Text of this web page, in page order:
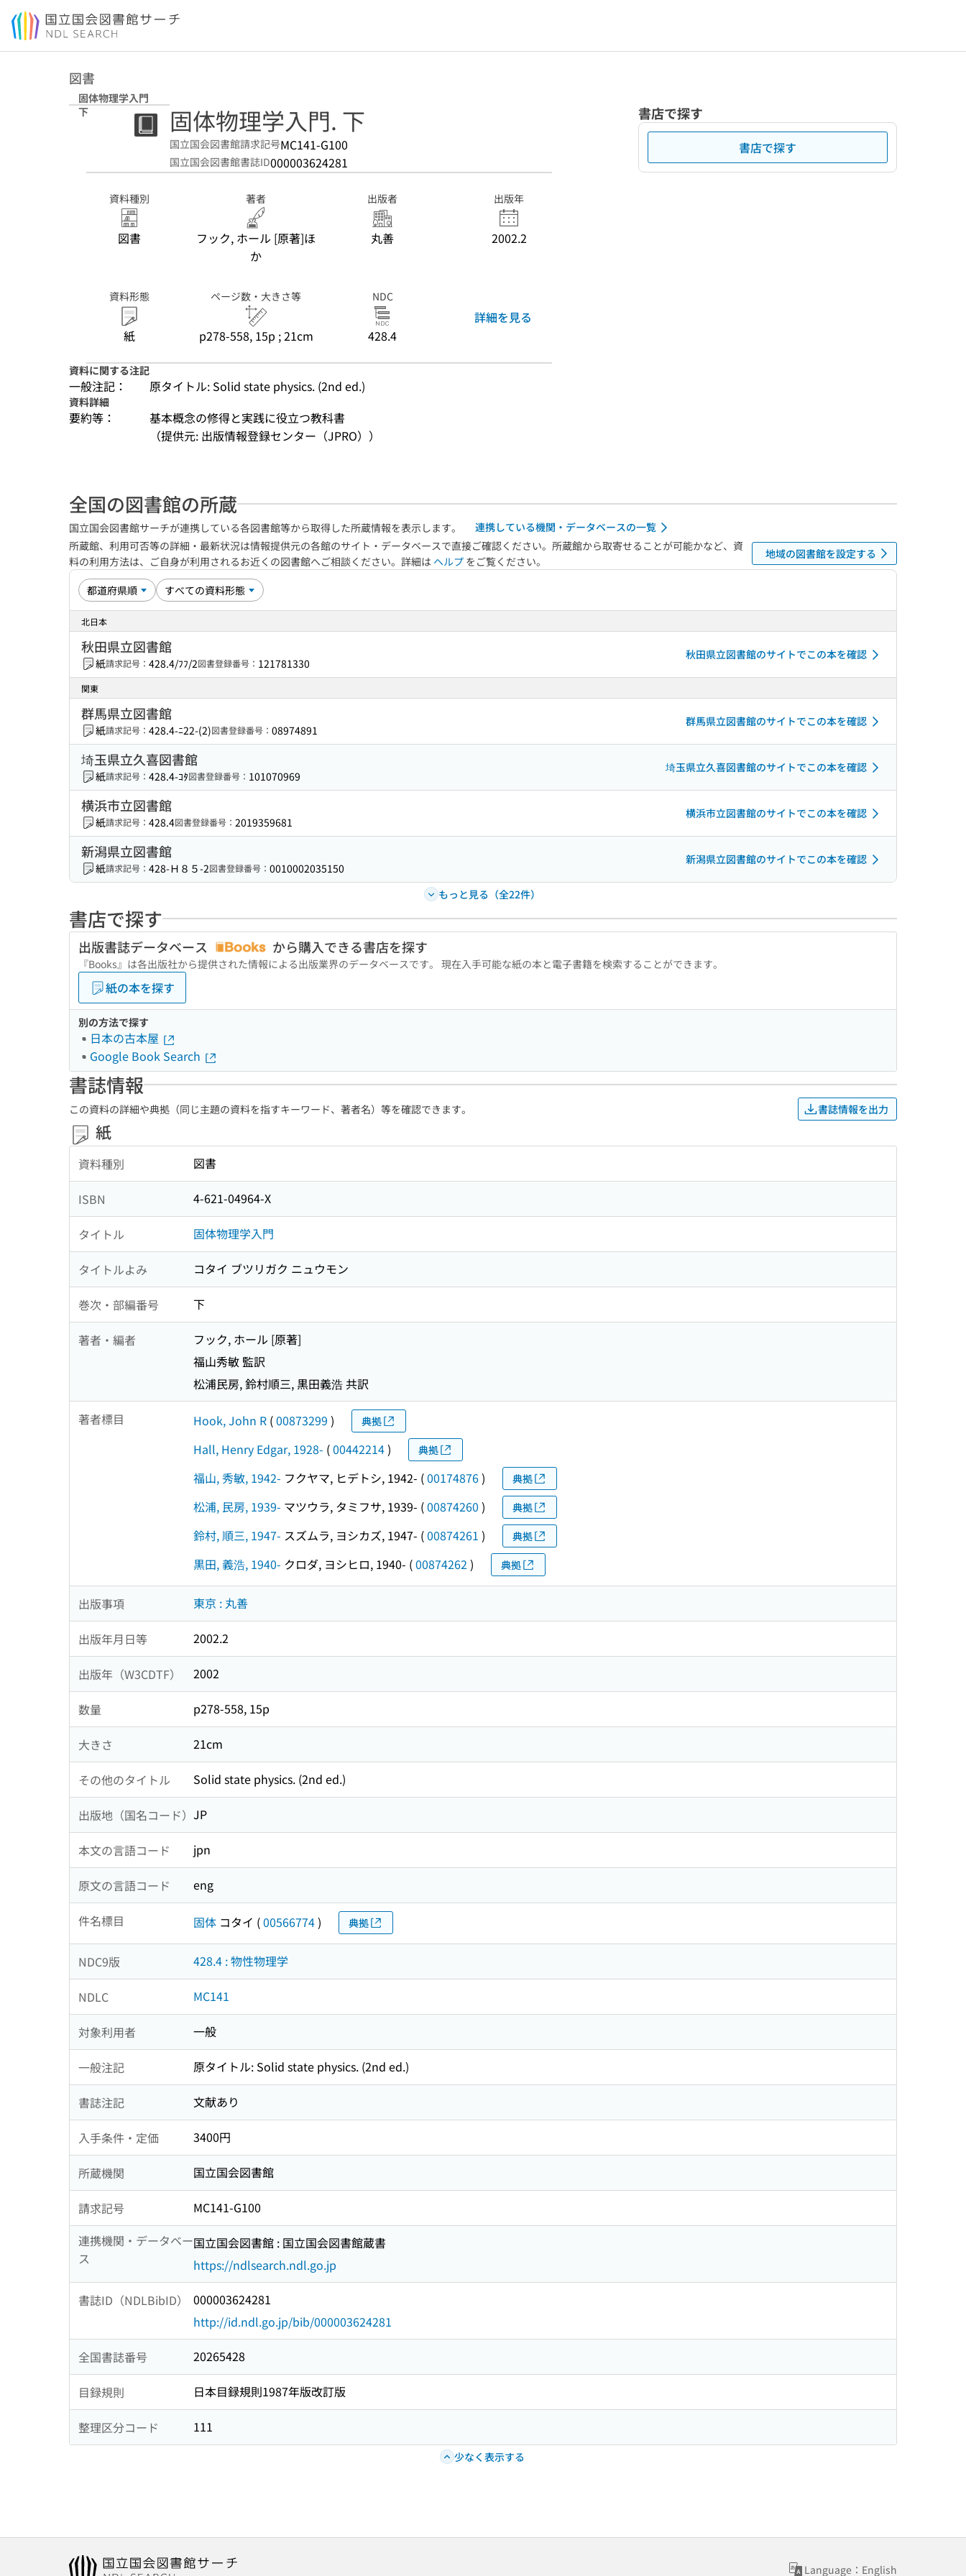
本文へ移動
図書
固体物理学入門
下
固体物理学入門. 下
国立国会図書館請求記号MC141-G100
国立国会図書館書誌ID000003624281
資料種別
図書
著者
フック, ホール [原著]ほ
か
出版者
丸善
出版年
2002.2
資料形態
紙
ページ数・大きさ等
p278-558, 15p ; 21cm
NDC
428.4
詳細を見る
資料に関する注記
一般注記： 原タイトル: Solid state physics. (2nd ed.)
資料詳細
要約等：
基本概念の修得と実践に役立つ教科書
（提供元: 出版情報登録センター（JPRO））
書店で探す
書店で探す
全国の図書館の所蔵
国立国会図書館サーチが連携している各図書館等から取得した所蔵情報を表示します。
連携している機関・データベースの一覧
所蔵館、利用可否等の詳細・最新状況は情報提供元の各館のサイト・データベースで直接ご確認ください。所蔵館から取寄せることが可能かなど、資
料の利用方法は、ご自身が利用されるお近くの図書館へご相談ください。詳細は ヘルプ をご覧ください。
地域の図書館を設定する
北日本
秋田県立図書館
紙請求記号： 428.4/ﾌﾌ/2図書登録番号： 121781330
秋田県立図書館のサイトでこの本を確認
関東
群馬県立図書館
紙請求記号： 428.4-ﾆ22-(2)図書登録番号： 08974891
群馬県立図書館のサイトでこの本を確認
埼玉県立久喜図書館
紙請求記号： 428.4-ｺﾀ図書登録番号： 101070969
埼玉県立久喜図書館のサイトでこの本を確認
横浜市立図書館
紙請求記号： 428.4図書登録番号： 2019359681
横浜市立図書館のサイトでこの本を確認
新潟県立図書館
紙請求記号： 428-Ｈ８５-2図書登録番号： 0010002035150
新潟県立図書館のサイトでこの本を確認
もっと見る（全22件）
書店で探す
出版書誌データベース から購入できる書店を探す
『Books』は各出版社から提供された情報による出版業界のデータベースです。 現在入手可能な紙の本と電子書籍を検索することができます。
紙の本を探す
別の方法で探す
日本の古本屋
Google Book Search
書誌情報
この資料の詳細や典拠（同じ主題の資料を指すキーワード、著者名）等を確認できます。 書誌情報を出力
紙
資料種別 図書
ISBN 4-621-04964-X
タイトル 固体物理学入門
タイトルよみ コタイ ブツリガク ニュウモン
巻次・部編番号 下
著者・編者
フック, ホール [原著]
福山秀敏 監訳
松浦民房, 鈴村順三, 黒田義浩 共訳
著者標目 Hook, John R (00873299 ) 典拠
Hall, Henry Edgar, 1928- (00442214) 典拠
福山, 秀敏, 1942- フクヤマ, ヒデトシ, 1942- (00174876) 典拠
松浦, 民房, 1939- マツウラ, タミフサ, 1939- (00874260 ) 典拠
鈴村, 順三, 1947- スズムラ, ヨシカズ, 1947- (00874261 ) 典拠
黒田, 義浩, 1940- クロダ, ヨシヒロ, 1940- (00874262 ) 典拠
出版事項 東京 : 丸善
出版年月日等 2002.2
出版年（W3CDTF） 2002
数量 p278-558, 15p
大きさ 21cm
その他のタイトル Solid state physics. (2nd ed.)
出版地（国名コード） JP
本文の言語コード jpn
原文の言語コード eng
件名標目 固体 コタイ (00566774) 典拠
NDC9版 428.4 : 物性物理学
NDLC MC141
対象利用者 一般
一般注記 原タイトル: Solid state physics. (2nd ed.)
書誌注記 文献あり
入手条件・定価 3400円
所蔵機関 国立国会図書館
請求記号
MC141-G100
連携機関・データベー
ス
国立国会図書館 : 国立国会図書館蔵書
https://ndlsearch.ndl.go.jp
書誌ID（NDLBibID）
000003624281
http://id.ndl.go.jp/bib/000003624281
全国書誌番号 20265428
目録規則 日本目録規則1987年版改訂版
整理区分コード 111
少なく表示する
Language：English